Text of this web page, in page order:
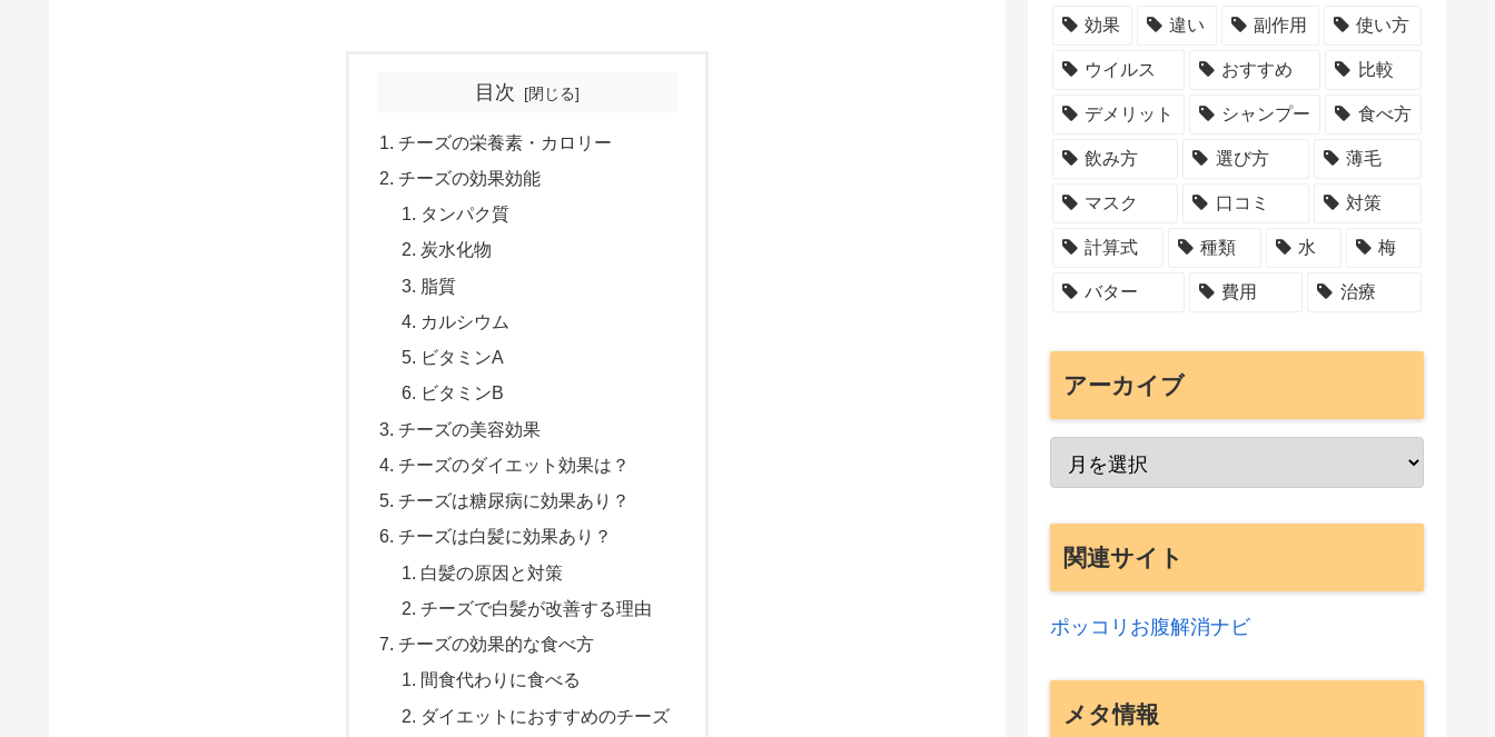
目次
チーズの栄養素・カロリー
チーズの効果効能
タンパク質
炭水化物
脂質
カルシウム
ビタミンA
ビタミンB
チーズの美容効果
チーズのダイエット効果は？
チーズは糖尿病に効果あり？
チーズは白髪に効果あり？
白髪の原因と対策
チーズで白髪が改善する理由
チーズの効果的な食べ方
間食代わりに食べる
ダイエットにおすすめのチーズ
効果 違い 副作用 使い方
ウイルス おすすめ 比較
デメリット シャンプー 食べ方
飲み方 選び方 薄毛
マスク 口コミ 対策
計算式 種類 水 梅
バター 費用 治療
アーカイブ
関連サイト
ポッコリお腹解消ナビ
メタ情報